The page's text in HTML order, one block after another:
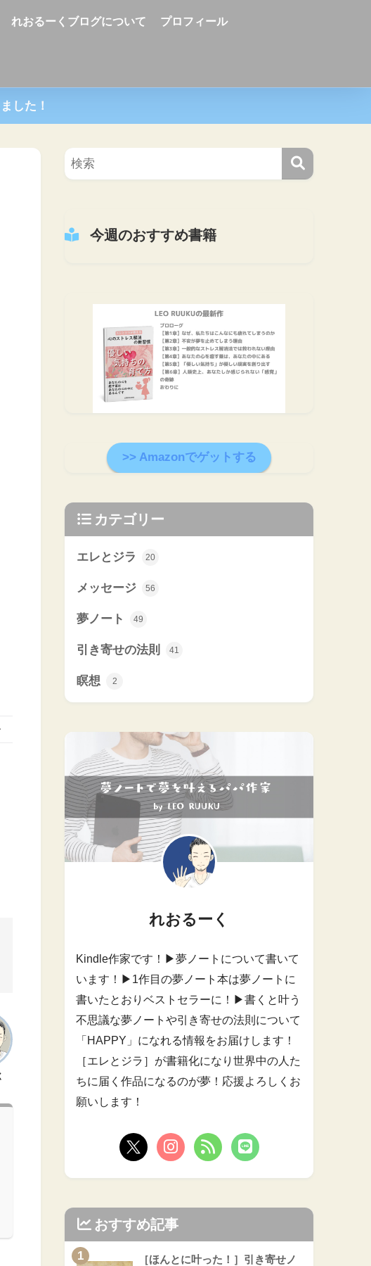
れおるーくブログについて プロフィール
した！
今週のおすすめ書籍
>> Amazonでゲットする
カテゴリー
エレとジラ 20
メッセージ 56
夢ノート 49
引き寄せの法則 41
瞑想 2
れおるーく
Kindle作家です！▶︎夢ノートについて書いて
います！▶︎1作目の夢ノート本は夢ノートに
書いたとおりベストセラーに！▶︎書くと叶う
不思議な夢ノートや引き寄せの法則について
「HAPPY」になれる情報をお届けします！
［エレとジラ］が書籍化になり世界中の人た
ちに届く作品になるのが夢！応援よろしくお
願いします！
おすすめ記事
1
［ほんとに叶った！］引き寄せノ